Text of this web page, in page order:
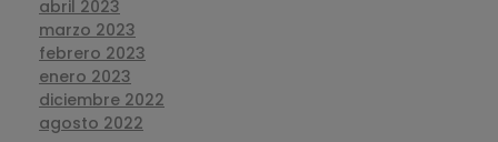
abril 2023
marzo 2023
febrero 2023
enero 2023
diciembre 2022
agosto 2022